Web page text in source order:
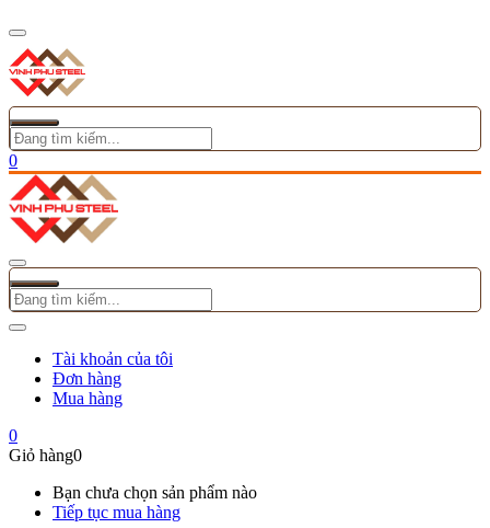
0
Tài khoản của tôi
Đơn hàng
Mua hàng
0
Giỏ hàng0
Bạn chưa chọn sản phẩm nào
Tiếp tục mua hàng